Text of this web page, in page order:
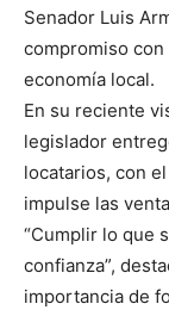
Senador Luis
compromiso
economía local.
En su reciente
legislador
locatarios, con
impulse las
“Cumplir lo que
confianza”,
importancia de